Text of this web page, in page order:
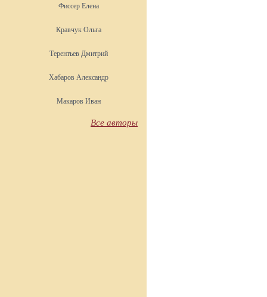
Фиссер Елена
Кравчук Ольга
Терентьев Дмитрий
Хабаров Александр
Макаров Иван
Все авторы